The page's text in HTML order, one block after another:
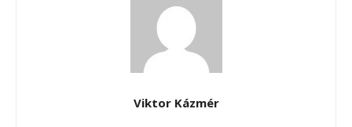
Viktor Kázmér